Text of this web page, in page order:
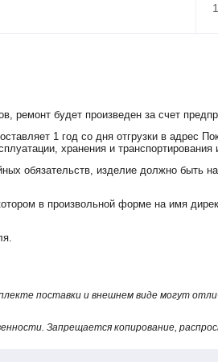
ремонт будет произведен за счет
1 год со дня отгрузки в адрес
хранения и транспортирования
обязательств, изделие должно быть
в произвольной форме на имя
поставки и внешнем виде могут
Запрещается копирование,